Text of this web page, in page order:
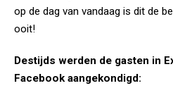
op de dag van vandaag is dit de
ooit!
Destijds werden de gasten in
Facebook aangekondigd: